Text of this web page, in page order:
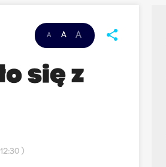
A A A share
się z
)